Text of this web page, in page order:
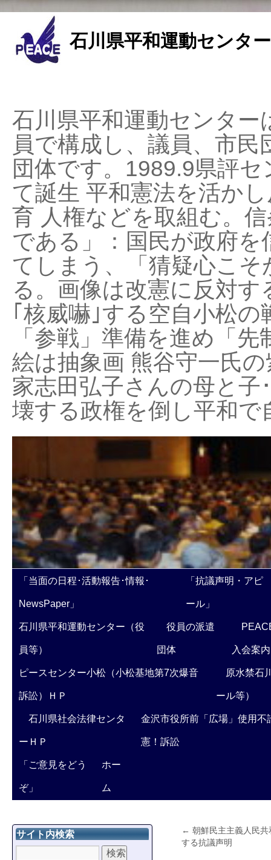
石川県平和運動センタ
石川県平和運動センタ
員で構成し、議員、市
団体です。1989.9県評
て誕生 平和憲法を活か
育 人権などを取組む。
である」：国民が政府
てしまう、「猜疑心こ
る。画像は改憲に反対
｢核威嚇｣する空自小松
「参戦」準備を進め「
絵は抽象画 熊谷守一氏
家志田弘子さんの母と子
壊する政権を倒し平和
「当面の日程･活動報告･情報･
NewsPaper」
「抗議声明・アピ
ール」
石川県平和運動センター（役
員等）
役員の派遣
団体 入会案内
ピースセンター小松（小松基地第7次爆音
訴訟）ＨＰ
原水禁石
ール等）
石川県社会法律センタ
ーＨＰ
金沢市役所前「広場」使用不
憲！訴訟
「ご意見をどう
ぞ」
ホー
ム
← 朝鮮民主主義人民
する抗議声明
サイト内検索